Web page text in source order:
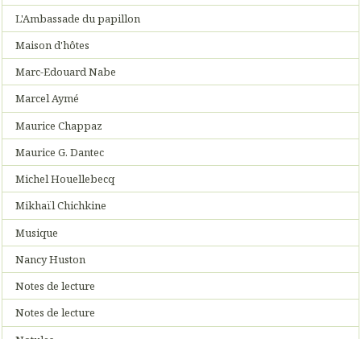
L'Ambassade du papillon
Maison d'hôtes
Marc-Edouard Nabe
Marcel Aymé
Maurice Chappaz
Maurice G. Dantec
Michel Houellebecq
Mikhaïl Chichkine
Musique
Nancy Huston
Notes de lecture
Notes de lecture